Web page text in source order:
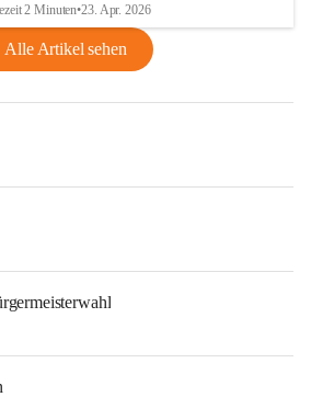
2 Minuten•23. Apr. 2026
Alle Artikel sehen